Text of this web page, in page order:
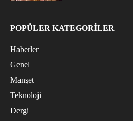
POPÜLER KATEGORİLER
Haberler
Genel
Manşet
Teknoloji
Dergi